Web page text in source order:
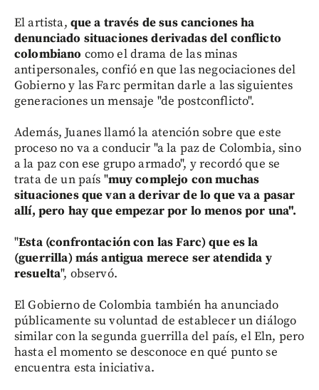
El artista, que a través de sus canciones ha
denunciado situaciones derivadas del conflicto
colombiano como el drama de las minas
antipersonales, confió en que las negociaciones del
Gobierno y las Farc permitan darle a las siguientes
generaciones un mensaje "de postconflicto".
Además, Juanes llamó la atención sobre que este
proceso no va a conducir "a la paz de Colombia, sino
a la paz con ese grupo armado", y recordó que se
trata de un país "muy complejo con muchas
situaciones que van a derivar de lo que va a pasar
allí, pero hay que empezar por lo menos por una".
"Esta (confrontación con las Farc) que es la
(guerrilla) más antigua merece ser atendida y
resuelta", observó.
El Gobierno de Colombia también ha anunciado
públicamente su voluntad de establecer un diálogo
similar con la segunda guerrilla del país, el Eln, pero
hasta el momento se desconoce en qué punto se
encuentra esta iniciativa.